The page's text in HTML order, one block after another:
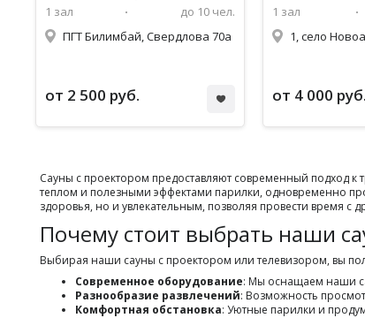
1 зал
до 10 чел.
ПГТ Билимбай, Свердлова 70а
от 2 500 руб.
1 зал
1, село
от 4 000 руб.
Сауны с проектором предоставляют современный подход
теплом и полезными эффектами парилки, одновременно
здоровья, но и увлекательным, позволяя провести время с
Почему стоит выбрать наши
Выбирая наши сауны с проектором или телевизором, вы
Современное оборудование: Мы оснащаем наши
Разнообразие развлечений: Возможность
Комфортная обстановка: Уютные парилки и